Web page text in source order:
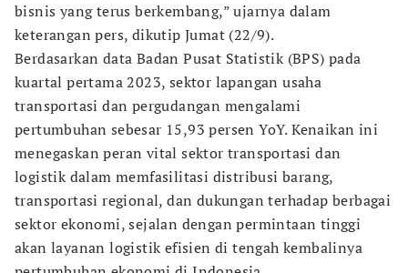
bisnis yang terus berkembang,” ujarnya dalam
keterangan pers, dikutip Jumat (22/9).
Berdasarkan data Badan Pusat Statistik (BPS) pada
kuartal pertama 2023, sektor lapangan usaha
transportasi dan pergudangan mengalami
pertumbuhan sebesar 15,93 persen YoY. Kenaikan ini
menegaskan peran vital sektor transportasi dan
logistik dalam memfasilitasi distribusi barang,
transportasi regional, dan dukungan terhadap berbagai
sektor ekonomi, sejalan dengan permintaan tinggi
akan layanan logistik efisien di tengah kembalinya